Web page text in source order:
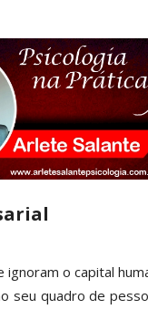
o capital
seu quadro de